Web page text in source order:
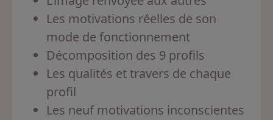
Les motivations réelles de son
mode de fonctionnement
Décomposition des 9 profils
Les qualités et travers de chaque
profil
Les neuf motivations inconscientes